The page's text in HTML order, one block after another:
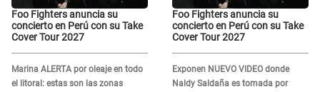
Foo Fighters anuncia su
concierto en Perú con su Take
Cover Tour 2027
Marina ALERTA por oleaje en todo
el litoral: estas son las zonas
Foo Fighters anuncia su
concierto en Perú con su Take
Cover Tour 2027
Exponen NUEVO VIDEO donde
Naldy Saldaña es tomada por